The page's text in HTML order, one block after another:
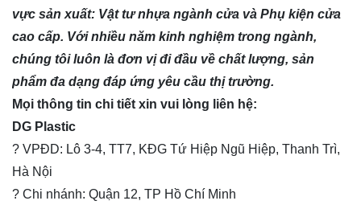
vực sản xuất: Vật tư nhựa ngành cửa và Phụ kiện cửa
cao cấp. Với nhiều năm kinh nghiệm trong ngành,
chúng tôi luôn là đơn vị đi đầu về chất lượng, sản
phẩm đa dạng đáp ứng yêu cầu thị trường.
Mọi thông tin chi tiết xin vui lòng liên hệ:
DG Plastic
? VPĐD: Lô 3-4, TT7, KĐG Tứ Hiệp Ngũ Hiệp, Thanh Trì,
Hà Nội
? Chi nhánh: Quận 12, TP Hồ Chí Minh